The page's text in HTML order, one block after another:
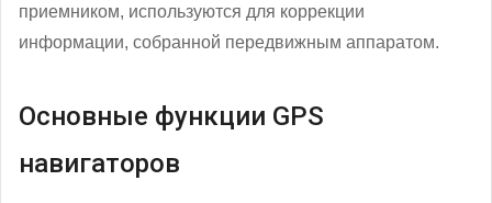
приемником, используются для коррекции
информации, собранной передвижным аппаратом.
Основные функции GPS
навигаторов